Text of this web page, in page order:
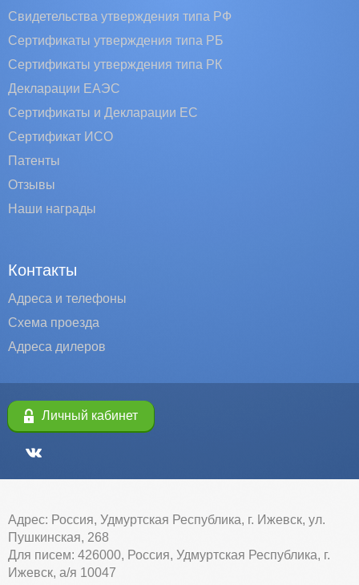
Свидетельства утверждения типа РФ
Сертификаты утверждения типа РБ
Сертификаты утверждения типа РК
Декларации ЕАЭС
Сертификаты и Декларации EC
Сертификат ИСО
Патенты
Отзывы
Наши награды
Контакты
Адреса и телефоны
Схема проезда
Адреса дилеров
Личный кабинет
Адрес: Россия, Удмуртская Республика, г. Ижевск, ул.
Пушкинская, 268
Для писем: 426000, Россия, Удмуртская Республика, г.
Ижевск, а/я 10047